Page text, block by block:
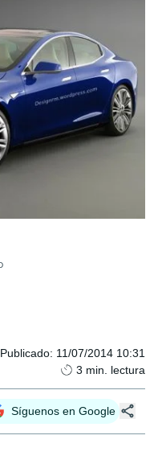
Publicado: 11/07/2014 10:31
3 min. lectura
Síguenos en Google